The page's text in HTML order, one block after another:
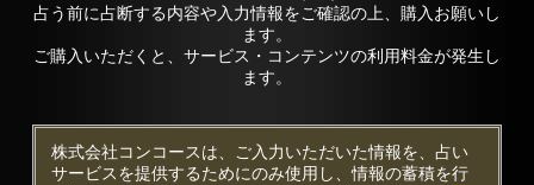
占う前に占断する内容や入力情報をご確認の上、購入お願いし
ます。
ご購入いただくと、サービス・コンテンツの利用料金が発生し
ます。
株式会社コンコースは、ご入力いただいた情報を、占い
サービスを提供するためにのみ使用し、情報の蓄積を行